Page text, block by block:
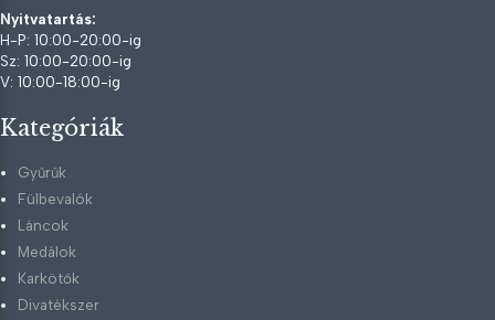
Nyitvatartás:
H-P: 10:00-20:00-ig
Sz: 10:00-20:00-ig
V: 10:00-18:00-ig
Kategóriák
Gyűrűk
Fülbevalók
Láncok
Medálok
Karkötők
Divatékszer